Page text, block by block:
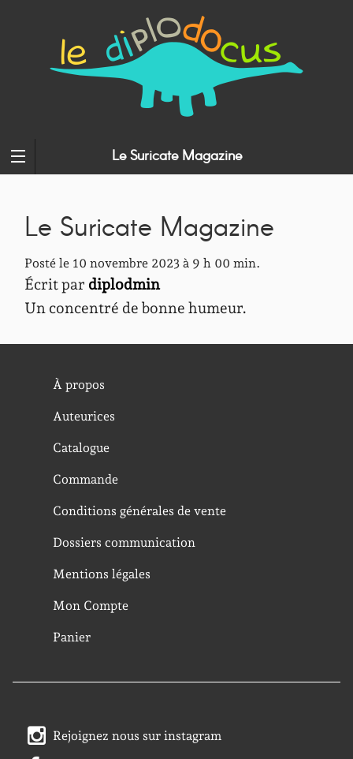
Le Suricate Magazine
Le Suricate Magazine
Posté le 10 novembre 2023 à 9 h 00 min.
Écrit par diplodmin
Un concentré de bonne humeur.
À propos
Auteurices
Catalogue
Commande
Conditions générales de vente
Dossiers communication
Mentions légales
Mon Compte
Panier
Rejoignez nous sur instagram